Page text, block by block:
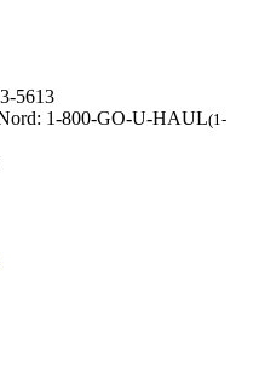
5613
1-800-GO-U-HAUL(1-